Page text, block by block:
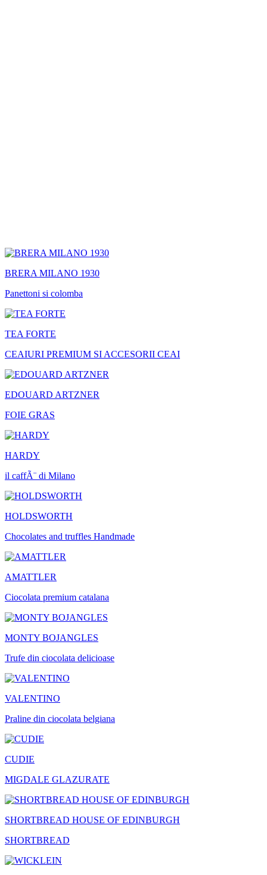
BRERA MILANO 1930
Panettoni si colomba
TEA FORTE
CEAIURI PREMIUM SI ACCESORII CEAI
EDOUARD ARTZNER
FOIE GRAS
HARDY
il caffÃ¨ di Milano
HOLDSWORTH
Chocolates and truffles Handmade
AMATTLER
Ciocolata premium catalana
MONTY BOJANGLES
Trufe din ciocolata delicioase
VALENTINO
Praline din ciocolata belgiana
CUDIE
MIGDALE GLAZURATE
SHORTBREAD HOUSE OF EDINBURGH
SHORTBREAD